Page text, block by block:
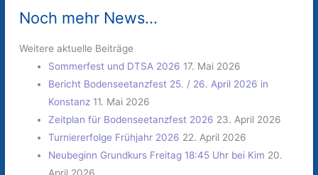
Noch mehr News...
Weitere aktuelle Beiträge
Sommerfest und DTSA 2026 17. Mai 2026
Bericht Bodenseetanzfest 25. / 26. April 2026 in
Konstanz 11. Mai 2026
Zeitplan für Bodenseetanzfest 2026 23. April 2026
Turniererfolge Frühjahr 2026 22. April 2026
Neubeginn Grundkurs Freitag 18:45 Uhr bei Kim 20.